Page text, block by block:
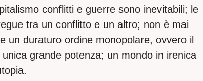
conflitti e guerre sono inevitabili; le
tra un conflitto e un altro; non è mai
un duraturo ordine monopolare, ovvero il
grande potenza; un mondo in irenica